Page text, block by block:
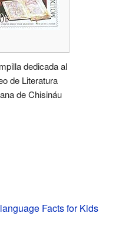
dedicada al
de Literatura
de Chisináu
Facts for Kids